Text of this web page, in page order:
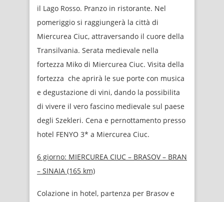
il Lago Rosso. Pranzo in ristorante. Nel
pomeriggio si raggiungerà la città di
Miercurea Ciuc, attraversando il cuore della
Transilvania. Serata medievale nella
fortezza Miko di Miercurea Ciuc. Visita della
fortezza che aprirà le sue porte con musica
e degustazione di vini, dando la possibilita
di vivere il vero fascino medievale sul paese
degli Szekleri. Cena e pernottamento presso
hotel FENYO 3* a Miercurea Ciuc.
6 giorno: MIERCUREA CIUC – BRASOV – BRAN
– SINAIA (165 km)
Colazione in hotel, partenza per Brasov e